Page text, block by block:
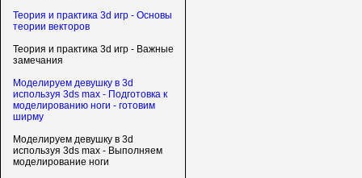
Теория и практика 3d игр - Основы
теории векторов
Теория и практика 3d игр - Важные
замечания
Моделируем девушку в 3d
используя 3ds max - Подготовка к
моделированию ноги - готовим
ширму
Моделируем девушку в 3d
используя 3ds max - Выполняем
моделирование ноги